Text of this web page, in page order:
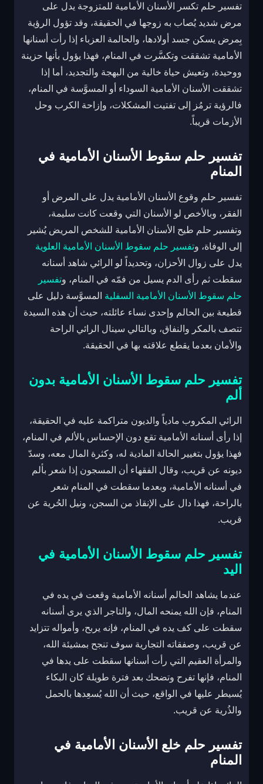
تفسير حلم تكسر الأسنان الأمامية للمتزوجة يدل على
مرض شديد يُصاب به زوجها في الحقيقة، وقد تؤول الرؤية
بِمرض يسكن جسد أولادها، والحالمة العزباء إذا رأت أسنانها
الأمامية تشققت وتكسَّرت في المنام، فهذا يؤول بأنها حزينة
ووحيدة، وتعيش حياة خالية من البهجة والتجديد، أما إذا
تشققت الأسنان الأمامية السوداء أو المسوَّسة في المنام،
فالرؤية ترمُز إلى تفتيت المشكلات، وإزاحة الكرب وحل
الأزمات قريباً.
تفسير حلم سقوط الأسنان الأمامية في
المنام
تفسير حلم وقوع الأسنان الأمامية يدل على المرض أو
الفقر، وبالأخص لو الأسنان التي وقعت كانت سليمة،
وتفسير حلم طيح الأسنان الأمامية للشخص المريض يُشير
إلى الوفاة، وتفسير حلم سقوط الأسنان الأمامية العلوية
يدل على زوال الأحزان، وتحديداً لو الرائي شاهد أسنانه
سقطت ثم رأى الدم يسيل من فمّه في المنام، وتفسير
حلم سقوط الأسنان الأمامية السفلية المسوَّسة دليل على
قطيعة بين الحالم وإحدى نساء عائلته، حيث أن هذه السيدة
تتصف بالمكر والنفاق، وبالتالي سينال الرائي الراحة
والأمان بعدما يقطع علاقته بها في الحقيقة.
تفسير حلم سقوط الأسنان الأمامية بدون
ألم
الرائي المكروب مادياً والديون متراكمة عليه في الحقيقة،
إذا رأى أسنانه الأمامية تقع دون الإحساس بالألم في المنام،
فهذا يؤول بتغيير الحالة المادية له، وكثرة المال معه، وسدّ
ديونه عن قريب، وقال الفقهاء أن المسجون إذا شعر بألم
في أسنانه الأمامية، وبعدما سقطت في المنام شعر
بالراحة، فهذا دال على الإنقاذ من السجن، ونيل الحُرية عن
قريب.
تفسير حلم سقوط الأسنان الأمامية في
اليد
عندما يشاهد الحالم أسنانه الأمامية وقعت في يده في
المنام، فإن الله يمنحه المال، والتاجر الذي يرى أسنانه
سقطت على كف يده في المنام، فإنه يربح، وأمواله تتزايد
عن قريب، وصفقاته التجارية سوف تنجح بمشيئة الله،
والمرأة العقيم التي رأت أسنانها سقطت على يدها في
المنام، فإنها تفرح وتضحك بعد فترة طويلة كان البكاء
يُسيطر عليها في الواقع، حيث أن الله يُسعِدها بالحمل
والذُرية عن قريب.
تفسير حلم خلع الأسنان الأمامية في
المنام